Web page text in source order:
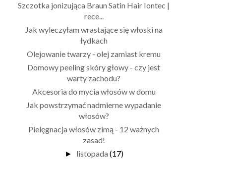
Szczotka jonizująca Braun Satin Hair Iontec |
rece...
Jak wyleczyłam wrastające się włoski na
łydkach
Olejowanie twarzy - olej zamiast kremu
Domowy peeling skóry głowy - czy jest
warty zachodu?
Akcesoria do mycia włosów w domu
Jak powstrzymać nadmierne wypadanie
włosów?
Pielęgnacja włosów zimą - 12 ważnych
zasad!
► listopada (17)